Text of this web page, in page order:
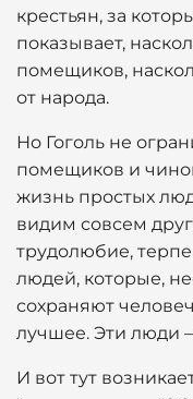
крестьян, за
показывает,
помещиков,
от народа.
Но Гоголь не
помещиков и
жизнь простых
видим совсем
трудолюбие,
людей, которые,
сохраняют
лучшее. Эти люди
И вот тут